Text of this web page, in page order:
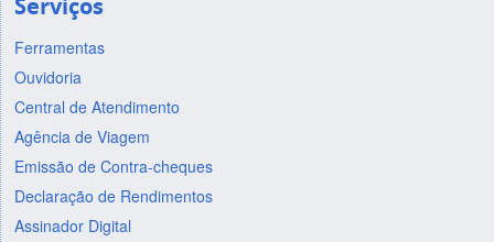
Ferramentas
Ouvidoria
Central de Atendimento
Agência de Viagem
Emissão de Contra-cheques
Declaração de Rendimentos
Assinador Digital